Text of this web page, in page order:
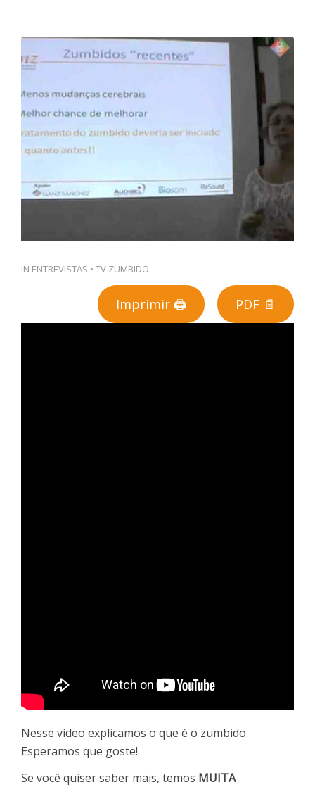
IN ENTREVISTAS • TV ZUMBIDO
Imprimir 🖨 PDF 📄
Nesse vídeo explicamos o que é o zumbido.
Esperamos que goste!
Se você quiser saber mais, temos MUITA